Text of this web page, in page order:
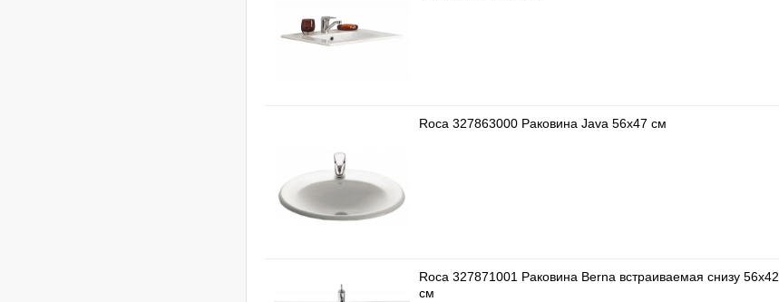
Roca 327863000 Раковина Java 56x47 см
Roca 327871001 Раковина Berna встраиваемая снизу 56x42
см